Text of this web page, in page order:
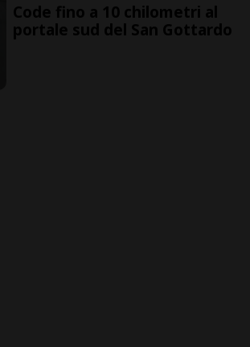
Code fino a 10 chilometri al
portale sud del San Gottardo